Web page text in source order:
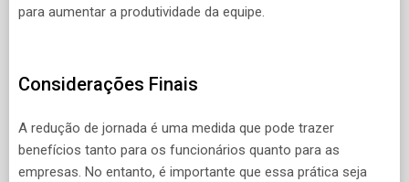
para aumentar a produtividade da equipe.
Considerações Finais
A redução de jornada é uma medida que pode trazer
benefícios tanto para os funcionários quanto para as
empresas. No entanto, é importante que essa prática seja